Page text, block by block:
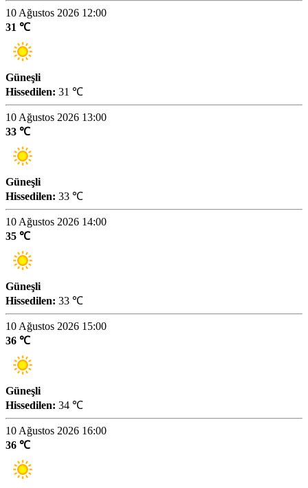
10 Ağustos 2026 12:00
31 ℃
Güneşli
Hissedilen: 31 ℃
10 Ağustos 2026 13:00
33 ℃
Güneşli
Hissedilen: 33 ℃
10 Ağustos 2026 14:00
35 ℃
Güneşli
Hissedilen: 33 ℃
10 Ağustos 2026 15:00
36 ℃
Güneşli
Hissedilen: 34 ℃
10 Ağustos 2026 16:00
36 ℃